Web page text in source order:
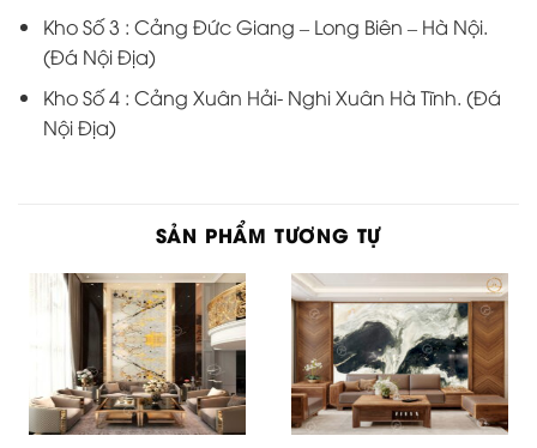
Kho Số 3 : Cảng Đức Giang – Long Biên – Hà Nội.
(Đá Nội Địa)
Kho Số 4 : Cảng Xuân Hải- Nghi Xuân Hà Tĩnh. (Đá
Nội Địa)
SẢN PHẨM TƯƠNG TỰ